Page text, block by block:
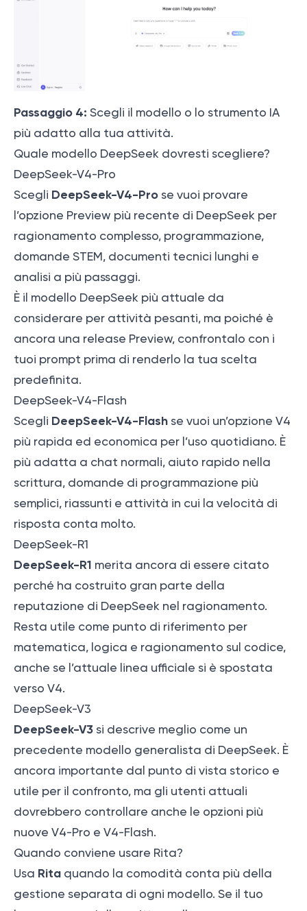
Passaggio 4: Scegli il modello o lo strumento IA
più adatto alla tua attività.
Quale modello DeepSeek dovresti scegliere?
DeepSeek-V4-Pro
Scegli DeepSeek-V4-Pro se vuoi provare
l’opzione Preview più recente di DeepSeek per
ragionamento complesso, programmazione,
domande STEM, documenti tecnici lunghi e
analisi a più passaggi.
È il modello DeepSeek più attuale da
considerare per attività pesanti, ma poiché è
ancora una release Preview, confrontalo con i
tuoi prompt prima di renderlo la tua scelta
predefinita.
DeepSeek-V4-Flash
Scegli DeepSeek-V4-Flash se vuoi un’opzione V4
più rapida ed economica per l’uso quotidiano. È
più adatta a chat normali, aiuto rapido nella
scrittura, domande di programmazione più
semplici, riassunti e attività in cui la velocità di
risposta conta molto.
DeepSeek-R1
DeepSeek-R1 merita ancora di essere citato
perché ha costruito gran parte della
reputazione di DeepSeek nel ragionamento.
Resta utile come punto di riferimento per
matematica, logica e ragionamento sul codice,
anche se l’attuale linea ufficiale si è spostata
verso V4.
DeepSeek-V3
DeepSeek-V3 si descrive meglio come un
precedente modello generalista di DeepSeek. È
ancora importante dal punto di vista storico e
utile per il confronto, ma gli utenti attuali
dovrebbero controllare anche le opzioni più
nuove V4-Pro e V4-Flash.
Quando conviene usare Rita?
Usa Rita quando la comodità conta più della
gestione separata di ogni modello. Se il tuo